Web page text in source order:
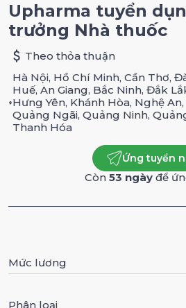
Upharma tuyển
trưởng Nhà thuốc
Theo thỏa thuận
Hà Nội, Hồ Chí Minh, Cần Thơ,
Huế, An Giang, Bắc Ninh, Đắk
Hưng Yên, Khánh Hòa, Nghệ
Quảng Ngãi, Quảng Ninh,
Thanh Hóa
Ứng tuyển
Còn 53 ngày để
Mức lương
Phân loại